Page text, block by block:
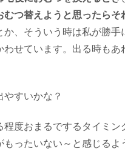
むつ替えようと思ったらそ
か、そういう時は私が勝手
わせています。出る時もあ
やすいかな？
程度おまるでするタイミン
もったいない～と感じるよ